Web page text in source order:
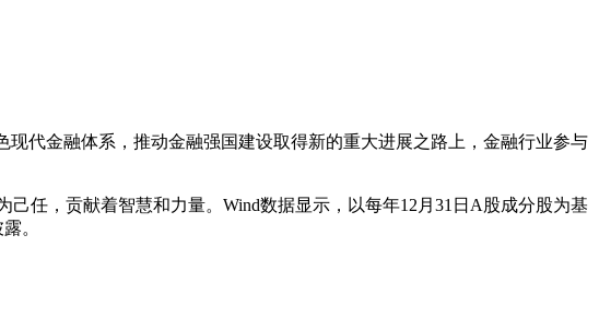
代金融体系，推动金融强国建设取得新的重大进展之路上，金融行业参与
任，贡献着智慧和力量。Wind数据显示，以每年12月31日A股成分股为基
。